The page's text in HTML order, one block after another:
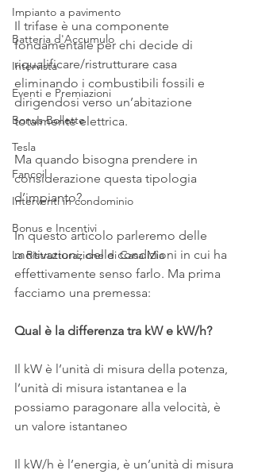
Impianto a pavimento
Batteria d'Accumulo
Intervista
Eventi e Premiazioni
Bonus Bollette
Tesla
Fancoil
Interventi in condominio
Bonus e Incentivi
La Ristrutturazione di Casa Mia
Il trifase è una componente
fondamentale per chi decide di
riqualificare/ristrutturare casa
eliminando i combustibili fossili e
dirigendosi verso un’abitazione
totalmente elettrica.
Ma quando bisogna prendere in
considerazione questa tipologia
d’impianto?
In questo articolo parleremo delle
motivazioni, delle condizioni in cui ha
effettivamente senso farlo. Ma prima
facciamo una premessa:
Qual è la differenza tra kW e kW/h?
Il kW è l’unità di misura della potenza,
l’unità di misura istantanea e la
possiamo paragonare alla velocità, è
un valore istantaneo
Il kW/h è l’energia, è un’unità di misura